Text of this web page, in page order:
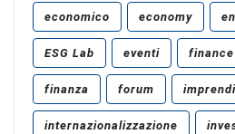
economico economy
ESG Lab eventi finance
finanza forum
internazionalizzazione